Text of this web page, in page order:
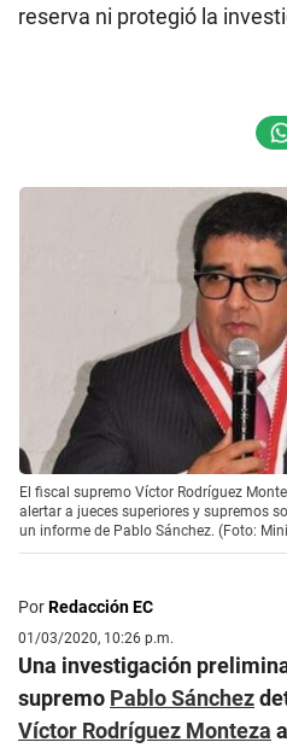
reserva ni protegió la
El fiscal supremo Víctor Rodríguez
alertar a jueces superiores y supremos
un informe de Pablo Sánchez. (Foto:
PorRedacción EC
01/03/2020, 10:26 p.m.
Una investigación
supremo Pablo Sánchez
Víctor Rodríguez Monteza